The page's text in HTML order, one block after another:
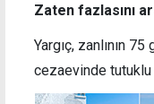
Zaten fazlasını
Yargıç, zanlının
cezaevinde tutuklu